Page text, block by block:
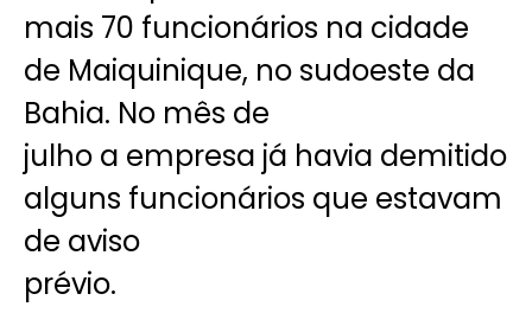
mais 70 funcionários na cidade
de Maiquinique, no sudoeste da
Bahia. No mês de
julho a empresa já havia demitido
alguns funcionários que estavam
de aviso
prévio.